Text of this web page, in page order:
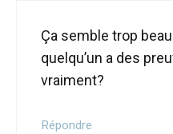
Ça semble trop
quelqu’un a des
vraiment?
Répondre